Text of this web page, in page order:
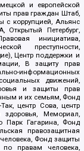
и европейской
прав граждан Штаб,
с коррупцией, Альянс
Петербург,
инициатива,
преступности,
Центр поддержки и
В защиту прав
информационных
движений,
и защиты прав
и их семьям, Фонд
центр Сова, центр
Мемориал,
Парк Гагарина, Фонд
правозащитная
Фонд защиты
по правам человека,